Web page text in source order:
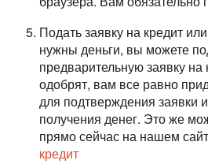
Подать заявку на кредит
нужны деньги, вы можете
предварительную заявку на
одобрят, вам все равно
для подтверждения заявки
получения денег. Это же
прямо сейчас на нашем
кредит